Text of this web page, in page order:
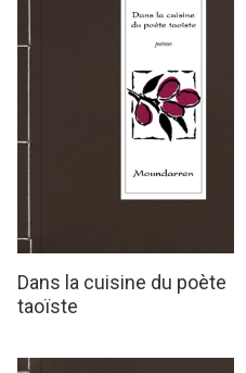
Dans la cuisine du poète
taoïste